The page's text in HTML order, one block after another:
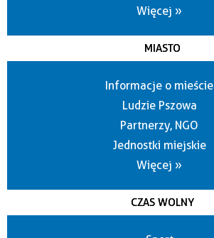
Więcej »
MIASTO
Informacje o mieście
Ludzie Pszowa
Partnerzy, NGO
Jednostki miejskie
Więcej »
CZAS WOLNY